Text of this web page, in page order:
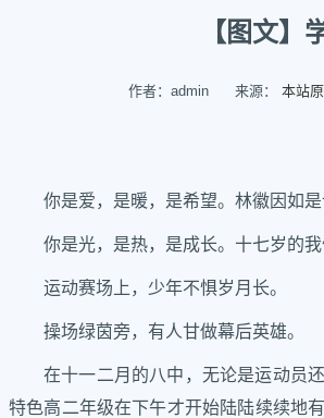
【图文
作者：admin 来源： 本站
你是爱，是暖，是希望。林徽因如是
你是光，是热，是成长。十七岁的我
运动赛场上，少年不惧岁月长。
操场绿茵旁，有人甘做幕后英雄。
在十一二月的八中，无论是运动员
特色高二年级在下午才开始陆陆续续地